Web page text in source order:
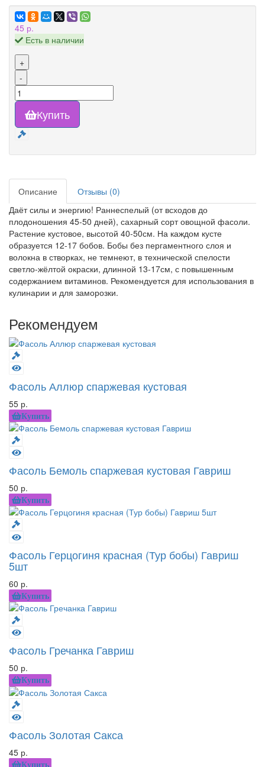
45 р.
Есть в наличии
+
-
Купить
Описание
Отзывы (0)
Даёт силы и энергию! Раннеспелый (от всходов до
плодоношения 45-50 дней), сахарный сорт овощной фасоли.
Растение кустовое, высотой 40-50см. На каждом кусте
образуется 12-17 бобов. Бобы без пергаментного слоя и
волокна в створках, не темнеют, в технической спелости
светло-жёлтой окраски, длинной 13-17см, с повышенным
содержанием витаминов. Рекомендуется для использования в
кулинарии и для заморозки.
Рекомендуем
Фасоль Аллюр спаржевая кустовая
55 р.
Купить
Фасоль Бемоль спаржевая кустовая Гавриш
50 р.
Купить
Фасоль Герцогиня красная (Тур бобы) Гавриш
5шт
60 р.
Купить
Фасоль Гречанка Гавриш
50 р.
Купить
Фасоль Золотая Сакса
45 р.
Купить